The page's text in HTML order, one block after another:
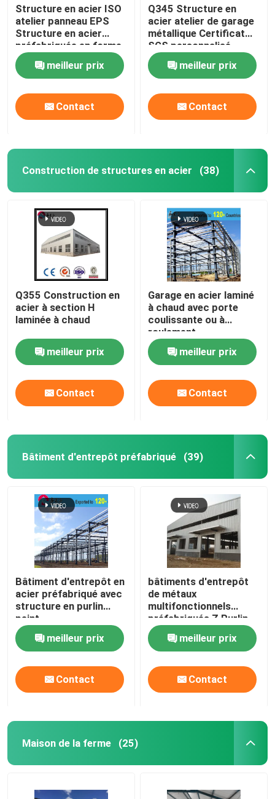
Structure en acier ISO
atelier panneau EPS
Structure en acier
préfabriquée en forme
de H
meilleur prix
Contact
Q345 Structure en
acier atelier de garage
métallique Certificat
SGS personnalisé
meilleur prix
Contact
Construction de structures en acier (38)
Q355 Construction en
acier à section H
laminée à chaud
meilleur prix
Contact
Garage en acier laminé
à chaud avec porte
coulissante ou à
roulement
meilleur prix
Contact
Bâtiment d'entrepôt préfabriqué (39)
Bâtiment d'entrepôt en
acier préfabriqué avec
structure en purlin
peint
meilleur prix
Contact
bâtiments d'entrepôt
de métaux
multifonctionnels
préfabriqués Z Purlin
meilleur prix
Contact
Maison de la ferme (25)